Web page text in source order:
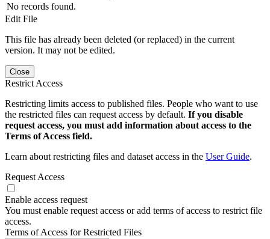
No records found.
Edit File
This file has already been deleted (or replaced) in the current
version. It may not be edited.
Close
Restrict Access
Restricting limits access to published files. People who want to use
the restricted files can request access by default. If you disable
request access, you must add information about access to the
Terms of Access field.
Learn about restricting files and dataset access in the User Guide.
Request Access
Enable access request
You must enable request access or add terms of access to restrict file
access.
Terms of Access for Restricted Files